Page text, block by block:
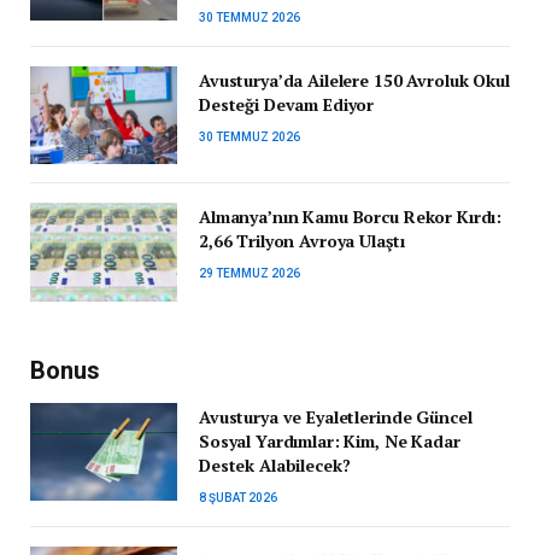
30 TEMMUZ 2026
Avusturya’da Ailelere 150 Avroluk Okul
Desteği Devam Ediyor
30 TEMMUZ 2026
Almanya’nın Kamu Borcu Rekor Kırdı:
2,66 Trilyon Avroya Ulaştı
29 TEMMUZ 2026
Bonus
Avusturya ve Eyaletlerinde Güncel
Sosyal Yardımlar: Kim, Ne Kadar
Destek Alabilecek?
8 ŞUBAT 2026